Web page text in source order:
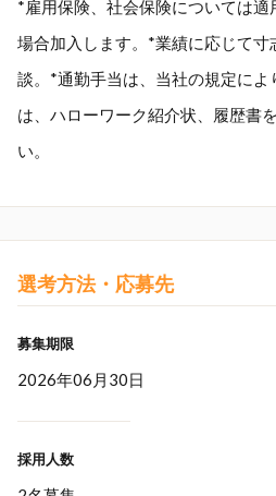
*雇用保険、社会保険については
場合加入します。*業績に応じて
談。*通勤手当は、当社の規定に
は、ハローワーク紹介状、履歴書
い。
選考方法・応募先
募集期限
2026年06月30日
採用人数